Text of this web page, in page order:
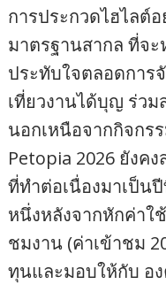
การประกวดไฮไลต์
มาตรฐานสากล ที่จ
ประทับใจตลอดการ
เที่ยวงานได้บุญ ร่วม
นอกเหนือจากกิจกร
Petopia 2026 ยังค
ที่ทำต่อเนื่องมาเป็น
หนึ่งหลังจากหักค่าใ
ชมงาน (ค่าเข้าชม
ทุนและมอบให้กับ อ